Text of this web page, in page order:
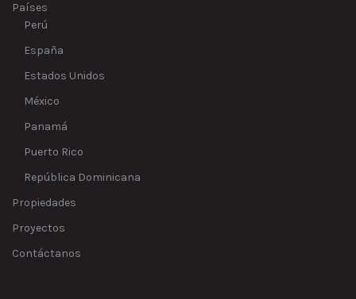
Países
Perú
España
Estados Unidos
México
Panamá
Puerto Rico
República Dominicana
Propiedades
Proyectos
Contáctanos